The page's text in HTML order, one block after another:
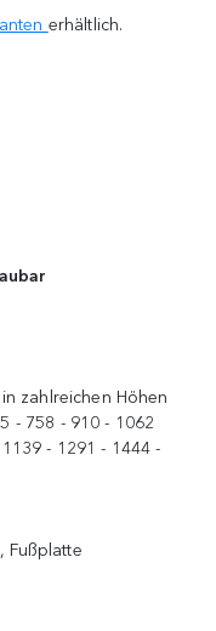
erhältlich.
zahlreichen Höhen
- 758 - 910 - 1062
- 1291 - 1444 -
Fußplatte